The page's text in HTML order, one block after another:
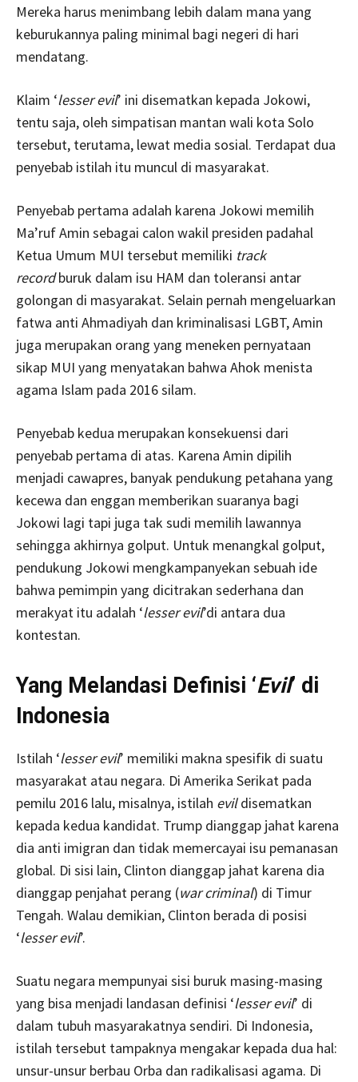
Mereka harus menimbang lebih dalam mana yang
keburukannya paling minimal bagi negeri di hari
mendatang.
Klaim ‘lesser evil’ ini disematkan kepada Jokowi,
tentu saja, oleh simpatisan mantan wali kota Solo
tersebut, terutama, lewat media sosial. Terdapat dua
penyebab istilah itu muncul di masyarakat.
Penyebab pertama adalah karena Jokowi memilih
Ma’ruf Amin sebagai calon wakil presiden padahal
Ketua Umum MUI tersebut memiliki track
recordburuk dalam isu HAM dan toleransi antar
golongan di masyarakat. Selain pernah mengeluarkan
fatwa anti Ahmadiyah dan kriminalisasi LGBT, Amin
juga merupakan orang yang meneken pernyataan
sikap MUI yang menyatakan bahwa Ahok menista
agama Islam pada 2016 silam.
Penyebab kedua merupakan konsekuensi dari
penyebab pertama di atas. Karena Amin dipilih
menjadi cawapres, banyak pendukung petahana yang
kecewa dan enggan memberikan suaranya bagi
Jokowi lagi tapi juga tak sudi memilih lawannya
sehingga akhirnya golput. Untuk menangkal golput,
pendukung Jokowi mengkampanyekan sebuah ide
bahwa pemimpin yang dicitrakan sederhana dan
merakyat itu adalah ‘lesser evil’di antara dua
kontestan.
Yang Melandasi Definisi ‘Evil’ di
Indonesia
Istilah ‘lesser evil’ memiliki makna spesifik di suatu
masyarakat atau negara. Di Amerika Serikat pada
pemilu 2016 lalu, misalnya, istilah evildisematkan
kepada kedua kandidat. Trump dianggap jahat karena
dia anti imigran dan tidak memercayai isu pemanasan
global. Di sisi lain, Clinton dianggap jahat karena dia
dianggap penjahat perang (war criminal) di Timur
Tengah. Walau demikian, Clinton berada di posisi
‘lesser evil’.
Suatu negara mempunyai sisi buruk masing-masing
yang bisa menjadi landasan definisi ‘lesser evil’ di
dalam tubuh masyarakatnya sendiri. Di Indonesia,
istilah tersebut tampaknya mengakar kepada dua hal:
unsur-unsur berbau Orba dan radikalisasi agama. Di